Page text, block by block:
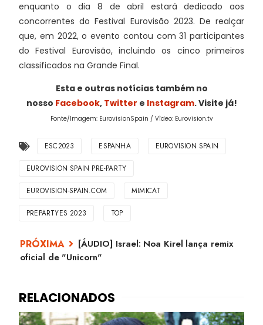
enquanto o dia 8 de abril estará dedicado aos
concorrentes do Festival Eurovisão 2023. De realçar
que, em 2022, o evento contou com 31 participantes
do Festival Eurovisão, incluindo os cinco primeiros
classificados na Grande Final.
Esta e outras notícias também no
nosso Facebook, Twitter e Instagram. Visite já!
Fonte/Imagem: EurovisionSpain / Vìdeo: Eurovision.tv
ESC2023 ESPANHA EUROVISION SPAIN
EUROVISION SPAIN PRE-PARTY
EUROVISION-SPAIN.COM MIMICAT
PREPARTYES 2023 TOP
[ÁUDIO] Israel: Noa Kirel lança remix
oficial de "Unicorn"